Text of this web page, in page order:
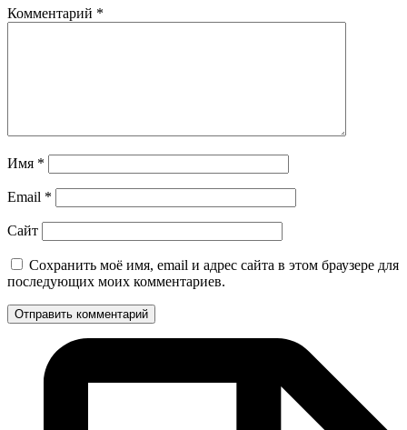
Комментарий *
Имя *
Email *
Сайт
Сохранить моё имя, email и адрес сайта в этом браузере для
последующих моих комментариев.